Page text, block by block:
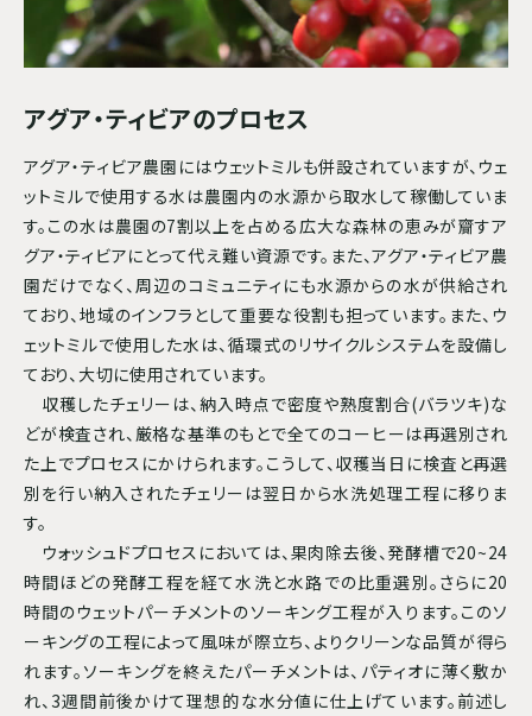
アグア・ティビアのプロセス
アグア・ティビア農園にはウェットミルも併設されていますが、ウェ
ットミルで使用する水は農園内の水源から取水して稼働していま
す。この水は農園の7割以上を占める広大な森林の恵みが齎すア
グア・ティビアにとって代え難い資源です。また、アグア・ティビア農
園だけでなく、周辺のコミュニティにも水源からの水が供給され
ており、地域のインフラとして重要な役割も担っています。また、ウ
ェットミルで使用した水は、循環式のリサイクルシステムを設備し
ており、大切に使用されています。
収穫したチェリーは、納入時点で密度や熟度割合(バラツキ)な
どが検査され、厳格な基準のもとで全てのコーヒーは再選別され
た上でプロセスにかけられます。こうして、収穫当日に検査と再選
別を行い納入されたチェリーは翌日から水洗処理工程に移りま
す。
ウォッシュドプロセスにおいては、果肉除去後、発酵槽で20~24
時間ほどの発酵工程を経て水洗と水路での比重選別。さらに20
時間のウェットパーチメントのソーキング工程が入ります。このソ
ーキングの工程によって風味が際立ち、よりクリーンな品質が得ら
れます。ソーキングを終えたパーチメントは、パティオに薄く敷か
れ、3週間前後かけて理想的な水分値に仕上げています。前述し